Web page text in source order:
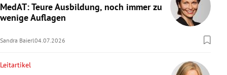
MedAT: Teure Ausbildung, noch immer zu
wenige Auflagen
Sandra Baierl04.07.2026
Leitartikel